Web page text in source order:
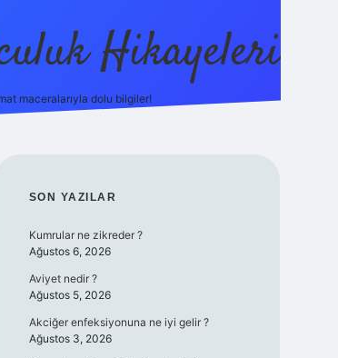
Hikayeleri
maceralarıyla dolu bilgiler!
SIDEBAR
SON YAZILAR
Kumrular ne zikreder ?
Ağustos 6, 2026
Aviyet nedir ?
Ağustos 5, 2026
Akciğer enfeksiyonuna ne iyi gelir ?
Ağustos 3, 2026